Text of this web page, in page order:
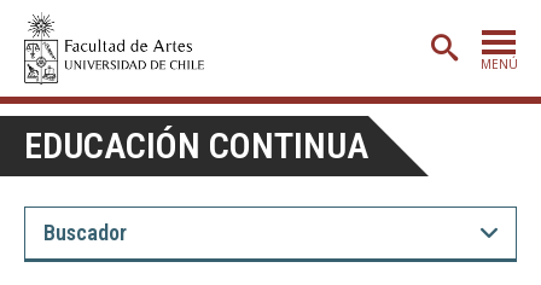
MENÚ
PORTADA
ADMISIÓN
CARRERAS
EDUCACIÓN CONTINUA